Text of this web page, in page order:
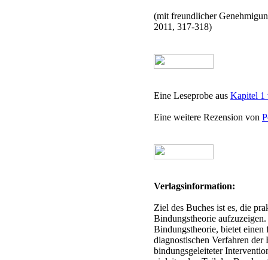
(mit freundlicher
2011, 317-318)
Eine Leseprobe aus Kapitel 1
Eine weitere Rezension von
Verlagsinformation:
Ziel des Buches ist es, die
Bindungstheorie
Bindungstheorie, bietet
diagnostischen Verfahren
bindungsgeleiteter